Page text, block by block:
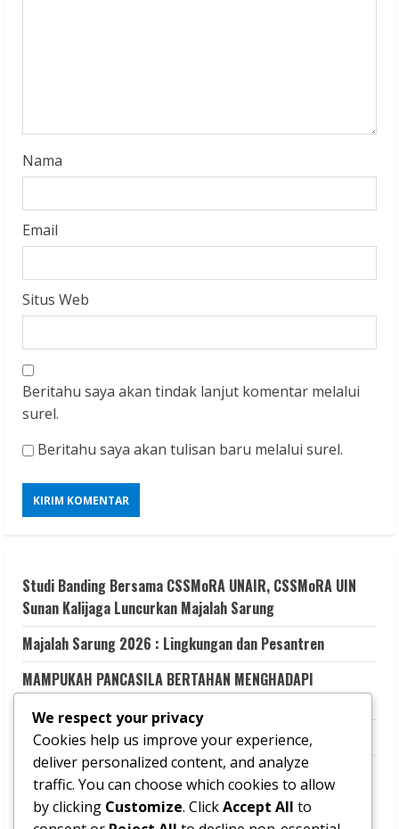
n
g
Nama
Email
Situs Web
Beritahu saya akan tindak lanjut komentar melalui
surel.
Beritahu saya akan tulisan baru melalui surel.
Studi Banding Bersama CSSMoRA UNAIR, CSSMoRA UIN
Sunan Kalijaga Luncurkan Majalah Sarung
Majalah Sarung 2026 : Lingkungan dan Pesantren
MAMPUKAH PANCASILA BERTAHAN MENGHADAPI
Aku Memilih Terluka
Transformasi Dakwah Digital Kolaboratif untuk Literasi
Keagamaan yang Kritis dan Kredibel melalui Santri LINK
(Learning and Information Network for Knowledge-
We respect your privacy
Cookies help us improve your experience,
deliver personalized content, and analyze
traffic. You can choose which cookies to allow
by clicking Customize. ClickAccept All to